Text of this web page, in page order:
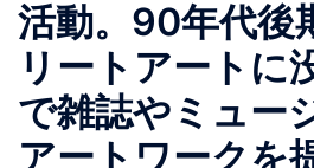
活動。90年代後
リートアートに
で雑誌やミュー
アートワークを